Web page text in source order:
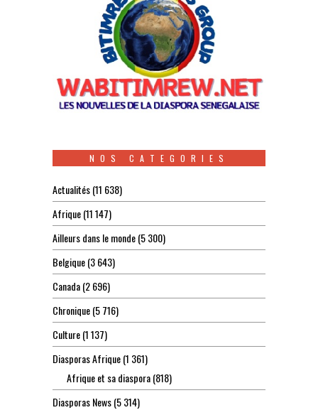
NOS CATEGORIES
Actualités(11 638)
Afrique(11 147)
Ailleurs dans le monde(5 300)
Belgique(3 643)
Canada(2 696)
Chronique(5 716)
Culture(1 137)
Diasporas Afrique(1 361)
Afrique et sa diaspora(818)
Diasporas News(5 314)